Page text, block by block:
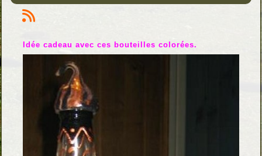
Idée cadeau avec ces bouteilles colorées.